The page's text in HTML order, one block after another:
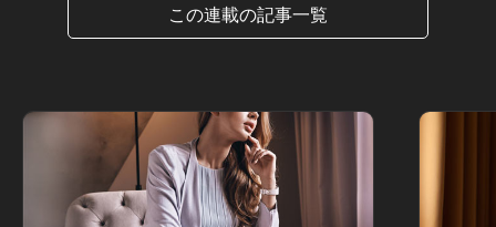
この連載の記事一覧